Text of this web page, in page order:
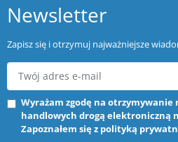
Newsletter
Zapisz się i otrzymuj najważniejsze
Wyrażam zgodę na
handlowych drogą elektroniczną
Zapoznałem się z polityką